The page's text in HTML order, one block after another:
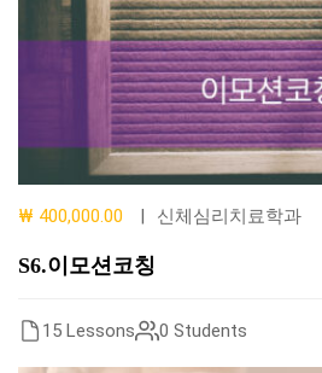
₩ 400,000.00 신체심리치료학과
S6.이모션코칭
15 Lessons 0 Students